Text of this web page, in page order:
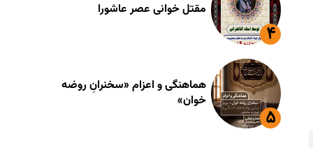
مقتل خوانی عصر عاشورا
هماهنگی و اعزام «سخنرانِ روضه
خوان»